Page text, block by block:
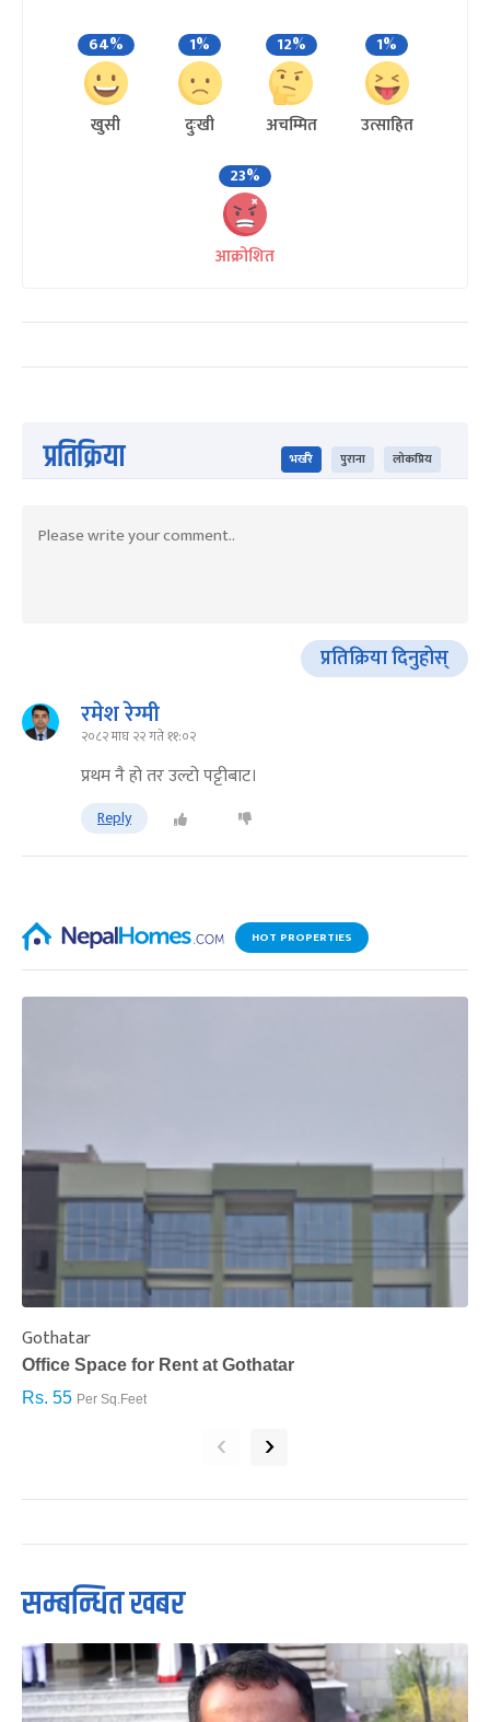
64%
खुसी
1%
दुःखी
12%
अचम्मित
1%
उत्साहित
23%
आक्रोशित
प्रतिक्रिया भर्खरै पुराना लोकप्रिय
प्रतिक्रिया दिनुहोस्
रमेश रेग्मी
२०८२ माघ २२ गते ११:०२
प्रथम नै हो तर उल्टो पट्टीबाट।
Reply
HOT PROPERTIES
Gothatar
Office Space for Rent at Gothatar
Rs. 55 Per Sq.Feet
‹ ›
सम्बन्धित खबर